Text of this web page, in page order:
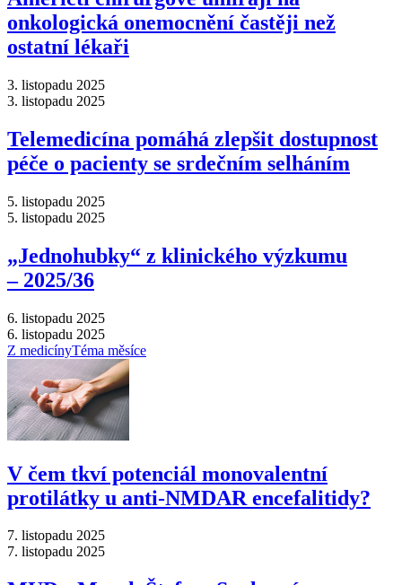
onkologická onemocnění častěji než
ostatní lékaři
3. listopadu 2025
3. listopadu 2025
Telemedicína pomáhá zlepšit dostupnost
péče o pacienty se srdečním selháním
5. listopadu 2025
5. listopadu 2025
„Jednohubky“ z klinického výzkumu
–⁠ 2025/36
6. listopadu 2025
6. listopadu 2025
Z medicínyTéma měsíce
V čem tkví potenciál monovalentní
protilátky u anti-NMDAR encefalitidy?
7. listopadu 2025
7. listopadu 2025